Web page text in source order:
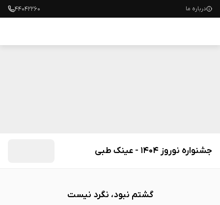
درباره ما ۴۴۰۴۲۲۶۰
جشنواره نوروز 1404 - عینک طبی
گشتم نبود، نگرد نیست